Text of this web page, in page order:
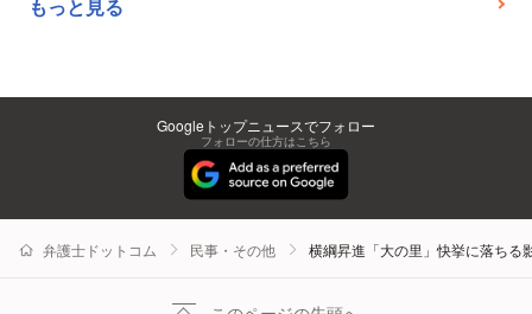
もっと見る
Googleトップニュースでフォロー
フォローの仕方はこちら
弁護士ドットコム 民事・その他 横綱昇進「大の里」快挙に落ち